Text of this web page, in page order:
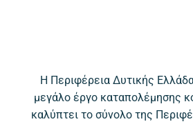
Η Περιφέρεια Δυτικής
μεγάλο έργο καταπολέμησης
καλύπτει το σύνολο της